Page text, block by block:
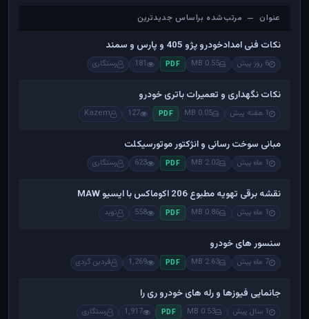
عنوان — مرتب‌شده براساس جدیدترین
عنوان — مرتب‌شده براساس جدیدترین
نکات فنی امدادخودرو پژو 405 و پارس و سمند
6 روز پیش 0.55 MB
PDF
181 رستگاری
نکات نگهداری و تعمیرات باتری خودرو
1 هفته پیش 0.05 MB
PDF
127
Kazem
مبانی سوخت رسانی و انژکتور موتورسیکلت
1 ماه پیش 2.02 MB
PDF
623 رستگاری
نقشه برقی تهویه مطبوع 206 اکوماکس با ایسیو MAW
1 ماه پیش 0.86 MB
PDF
558 نوید
سنسور های خودرو
7 ماه پیش 2.63 MB
PDF
1,269 فردین گردی
جانمایی فیوزها و رله های خودرو ری را
1 سال پیش 0.53 MB
PDF
1,917 رستگاری